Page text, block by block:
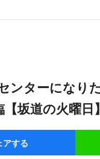
坂道の火曜日】
アする